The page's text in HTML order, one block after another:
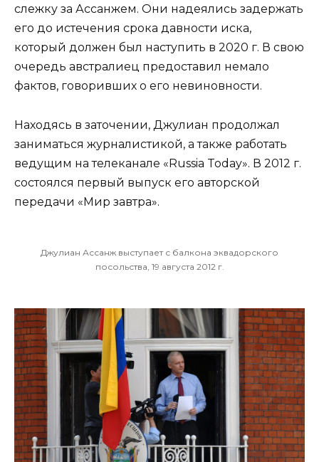
слежку за Ассанжем. Они надеялись задержать
его до истечения срока давности иска,
который должен был наступить в 2020 г. В свою
очередь австралиец предоставил немало
фактов, говоривших о его невиновности.
Находясь в заточении, Джулиан продолжал
заниматься журналистикой, а также работать
ведущим на телеканале «Russia Today». В 2012 г.
состоялся первый выпуск его авторской
передачи «Мир завтра».
Джулиан Ассанж выступает с балкона эквадорского
посольства, 19 августа 2012 г.